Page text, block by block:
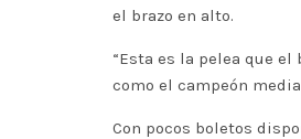
el brazo en alto.
“Esta es la pelea que
como el campeón
Con pocos boletos